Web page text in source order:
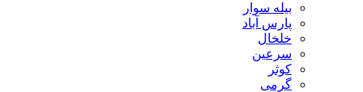
بیله سوار
پارس آباد
خلخال
سرعین
کوثر
گرمی